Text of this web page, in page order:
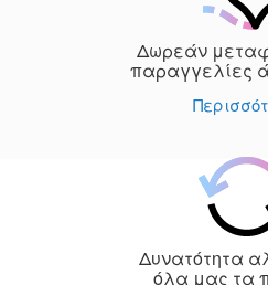
Δωρεάν
παραγγελίες
Δυνατότητα
όλα μας τα